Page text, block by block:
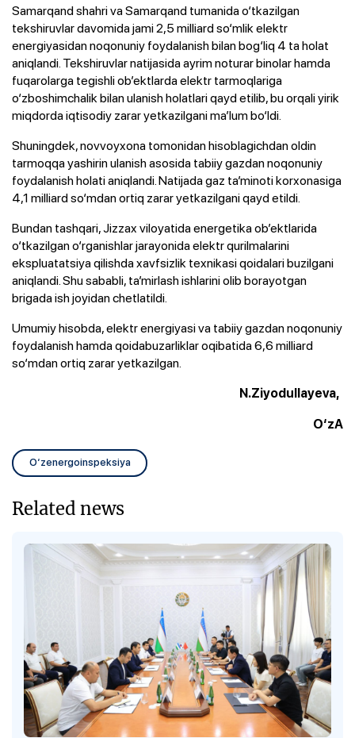
Samarqand shahri va Samarqand tumanida o‘tkazilgan
tekshiruvlar davomida jami 2,5 milliard so‘mlik elektr
energiyasidan noqonuniy foydalanish bilan bog‘liq 4 ta holat
aniqlandi. Tekshiruvlar natijasida ayrim noturar binolar hamda
fuqarolarga tegishli ob’ektlarda elektr tarmoqlariga
o‘zboshimchalik bilan ulanish holatlari qayd etilib, bu orqali yirik
miqdorda iqtisodiy zarar yetkazilgani ma’lum bo‘ldi.
Shuningdek, novvoyxona tomonidan hisoblagichdan oldin
tarmoqqa yashirin ulanish asosida tabiiy gazdan noqonuniy
foydalanish holati aniqlandi. Natijada gaz ta’minoti korxonasiga
4,1 milliard so‘mdan ortiq zarar yetkazilgani qayd etildi.
Bundan tashqari, Jizzax viloyatida energetika ob’ektlarida
o‘tkazilgan o‘rganishlar jarayonida elektr qurilmalarini
ekspluatatsiya qilishda xavfsizlik texnikasi qoidalari buzilgani
aniqlandi. Shu sababli, ta’mirlash ishlarini olib borayotgan
brigada ish joyidan chetlatildi.
Umumiy hisobda, elektr energiyasi va tabiiy gazdan noqonuniy
foydalanish hamda qoidabuzarliklar oqibatida 6,6 milliard
so‘mdan ortiq zarar yetkazilgan.
N.Ziyodullayeva,
O‘zA
O‘zenergoinspeksiya
Related news